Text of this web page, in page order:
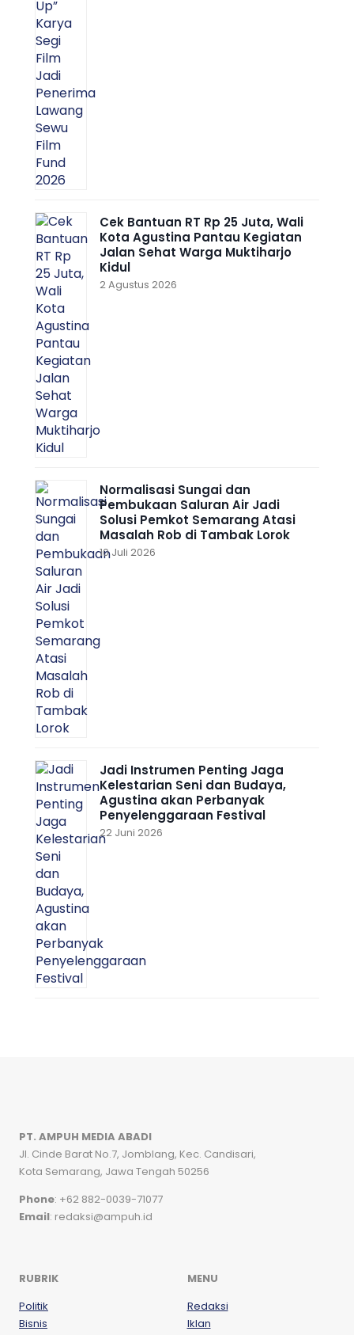
Cek Bantuan RT Rp 25 Juta, Wali
Kota Agustina Pantau Kegiatan
Jalan Sehat Warga Muktiharjo
Kidul
2 Agustus 2026
Normalisasi Sungai dan
Pembukaan Saluran Air Jadi
Solusi Pemkot Semarang Atasi
Masalah Rob di Tambak Lorok
10 Juli 2026
Jadi Instrumen Penting Jaga
Kelestarian Seni dan Budaya,
Agustina akan Perbanyak
Penyelenggaraan Festival
22 Juni 2026
PT. AMPUH MEDIA ABADI
Jl. Cinde Barat No.7, Jomblang, Kec. Candisari,
Kota Semarang, Jawa Tengah 50256
Phone: +62 882-0039-71077
Email: redaksi@ampuh.id
RUBRIK
Politik
Bisnis
MENU
Redaksi
Iklan